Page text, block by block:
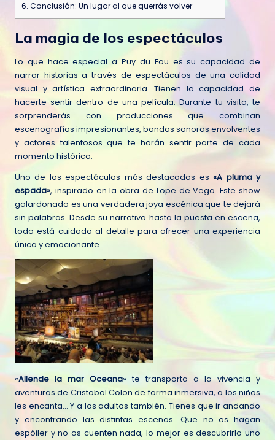
6. Conclusión: Un lugar al que querrás volver
La magia de los espectáculos
Lo que hace especial a Puy du Fou es su capacidad de
narrar historias a través de espectáculos de una calidad
visual y artística extraordinaria. Tienen la capacidad de
hacerte sentir dentro de una película. Durante tu visita, te
sorprenderás con producciones que combinan
escenografías impresionantes, bandas sonoras envolventes
y actores talentosos que te harán sentir parte de cada
momento histórico.
Uno de los espectáculos más destacados es«A pluma y
espada», inspirado en la obra de Lope de Vega. Este show
galardonado es una verdadera joya escénica que te dejará
sin palabras. Desde su narrativa hasta la puesta en escena,
todo está cuidado al detalle para ofrecer una experiencia
única y emocionante.
«Allende la mar Oceana» te transporta a la vivencia y
aventuras de Cristobal Colon de forma inmersiva, a los niños
les encanta… Y a los adultos también. Tienes que ir andando
y encontrando las distintas escenas. Que no os hagan
espóiler y no os cuenten nada, lo mejor es descubrirlo uno